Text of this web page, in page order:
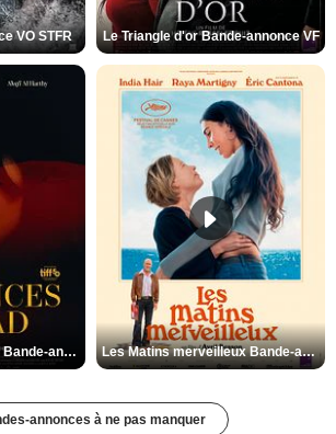
VO STFR Le Triangle d'or Bande-annonce VF
Les Silences de Riyad Bande-annonce VO STFR Les Matins merveilleux Bande-annonce VF
annonces à ne pas manquer